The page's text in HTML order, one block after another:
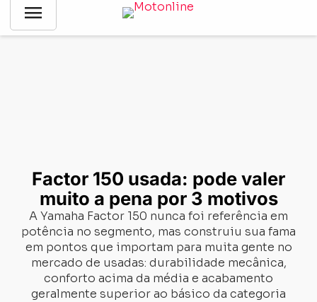
menu
Notícias análise de produto-Factor 150 usada: pode valer
Factor 150 usada: pode valer
muito a pena por 3 motivos
A Yamaha Factor 150 nunca foi referência em
potência no segmento, mas construiu sua fama
em pontos que importam para muita gente no
mercado de usadas: durabilidade mecânica,
conforto acima da média e acabamento
geralmente superior ao básico da categoria